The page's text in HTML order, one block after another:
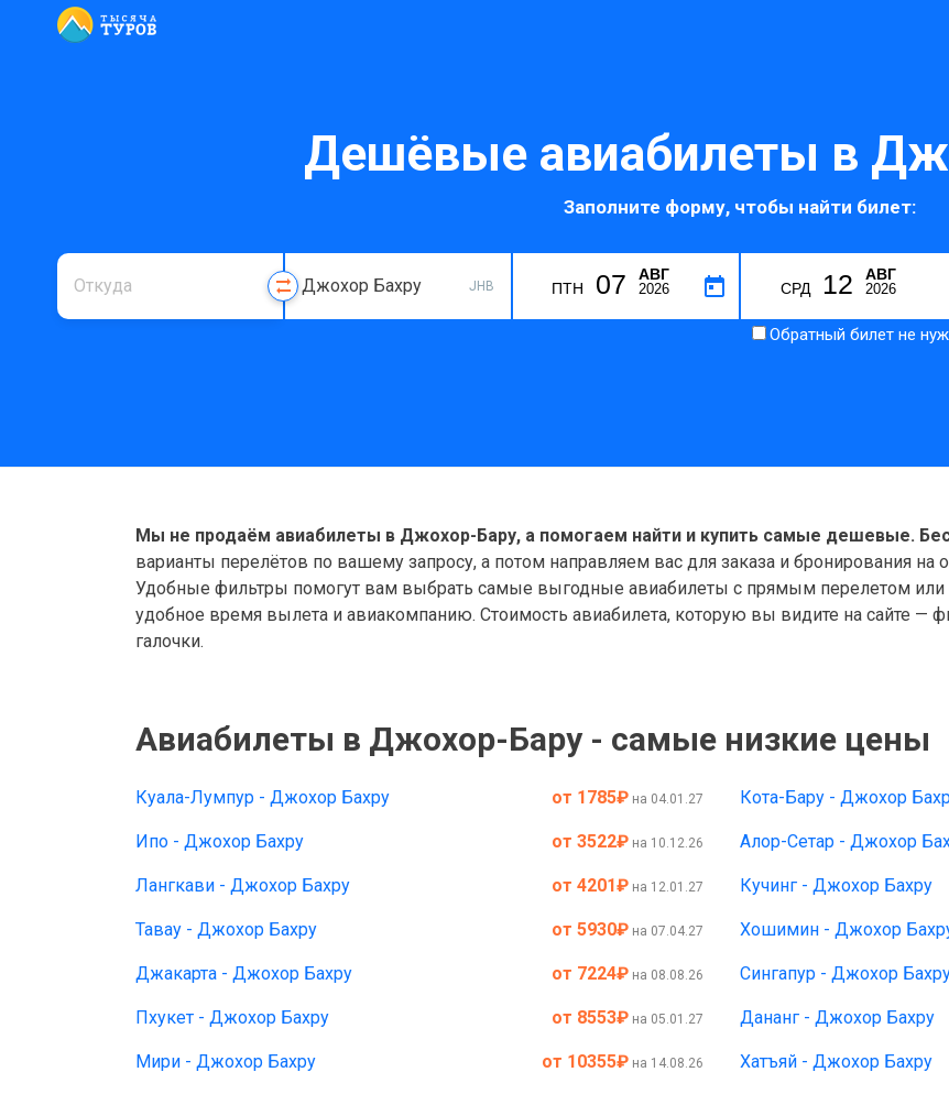
Дешёвые авиабилеты в
Заполните форму, чтобы найти билет:
JHB ПТН 07 АВГ
2026 СРД 12 АВГ
2026
Обратный билет не
Мы не продаём авиабилеты в Джохор-Бару, а помогаем найти и купить самые дешевые.
варианты перелётов по вашему запросу, а потом направляем вас для заказа и бронирования на
Удобные фильтры помогут вам выбрать самые выгодные авиабилеты с прямым перелетом или
удобное время вылета и авиакомпанию. Стоимость авиабилета, которую вы видите на сайте —
галочки.
Авиабилеты в Джохор-Бару - самые низкие цены
Куала-Лумпур - Джохор Бахру от 1785₽ на 04.01.27 Кота-Бару - Джохор
Ипо - Джохор Бахру от 3522₽ на 10.12.26 Алор-Сетар - Джохор
Лангкави - Джохор Бахру от 4201₽ на 12.01.27 Кучинг - Джохор Бахру
Тавау - Джохор Бахру от 5930₽ на 07.04.27 Хошимин - Джохор
Джакарта - Джохор Бахру от 7224₽ на 08.08.26 Сингапур - Джохор
Пхукет - Джохор Бахру от 8553₽ на 05.01.27 Дананг - Джохор Бахру
Мири - Джохор Бахру от 10355₽ на 14.08.26 Хатъяй - Джохор Бахру